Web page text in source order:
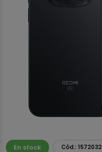
En stock
Cód.: 1572032